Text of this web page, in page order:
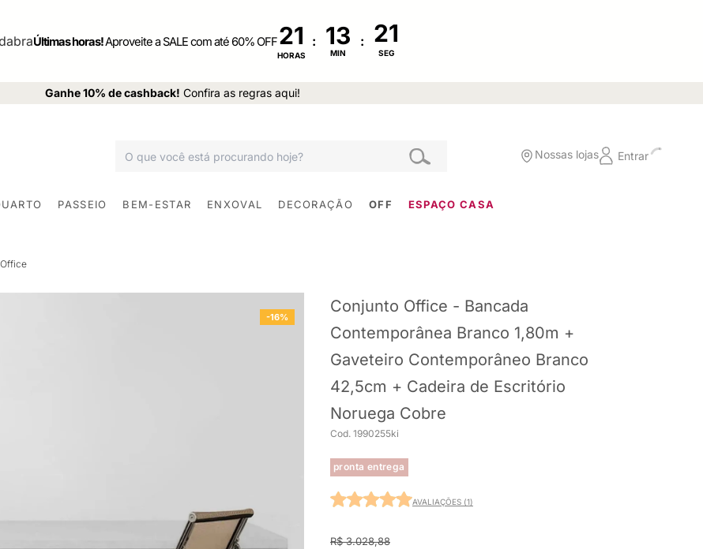
Últimas horas!Aproveite a SALE com até 60% OFF21
HORAS
:
MIN
:
SEG
Ganhe 10% de cashback! Confira as regras aqui!
Nossas lojas Entrar
PASSEIO BEM-ESTAR ENXOVAL DECORAÇÃO OFF ESPAÇO CASA
-16%
Conjunto Office - Bancada
Contemporânea Branco 1,80m +
Gaveteiro Contemporâneo Branco
42,5cm + Cadeira de Escritório
Noruega Cobre
Cod. 1990255ki
pronta entrega
AVALIAÇÕES (1)
R$ 3.028,88